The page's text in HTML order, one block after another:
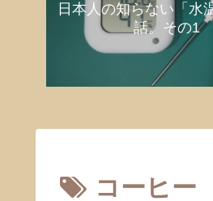
日本人の知らない「水
話。その1
コーヒー